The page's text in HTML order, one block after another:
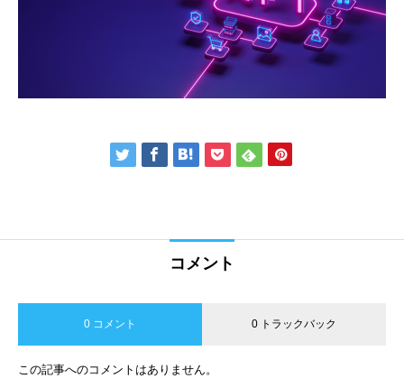
コメント
0 コメント 0 トラックバック
この記事へのコメントはありません。